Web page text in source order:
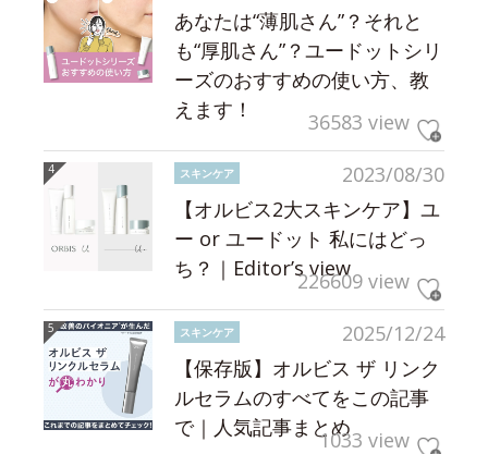
あなたは“薄肌さん”？それと
も“厚肌さん”？ユードットシリ
ーズのおすすめの使い方、教
えます！
36583 view
2023/08/30
スキンケア
【オルビス2大スキンケア】ユ
ー or ユードット 私にはどっ
ち？｜Editor’s view226609 view
2025/12/24
スキンケア
【保存版】オルビス ザ リンク
ルセラムのすべてをこの記事
で｜人気記事まとめ1033 view